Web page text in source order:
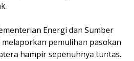
Energi dan Sumber
melaporkan pemulihan pasokan
hampir sepenuhnya tuntas.